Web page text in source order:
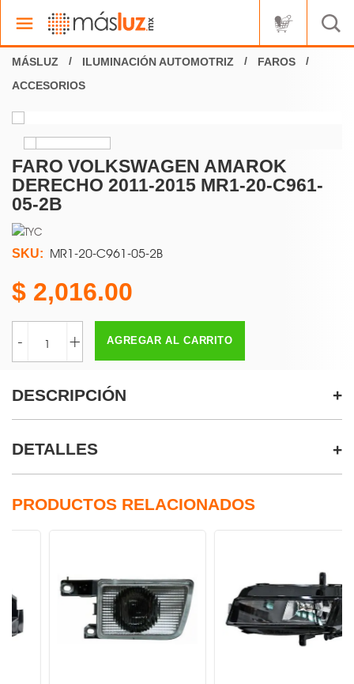
ILUMINACIÓN AUTOMOTRIZ
FAROS
ACCESORIOS
FARO VOLKSWAGEN AMAROK
DERECHO 2011-2015 MR1-20-C961-
05-2B
SKU: MR1-20-C961-05-2B
2,016.00
- + AGREGAR AL CARRITO
DESCRIPCIÓN
DETALLES
PRODUCTOS RELACIONADOS